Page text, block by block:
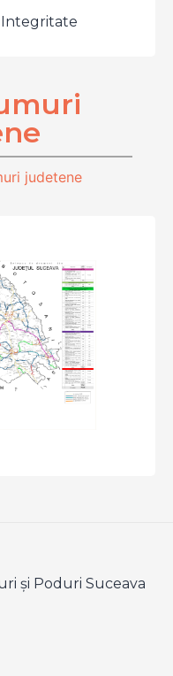
Integritate
judetene
şi Poduri Suceava